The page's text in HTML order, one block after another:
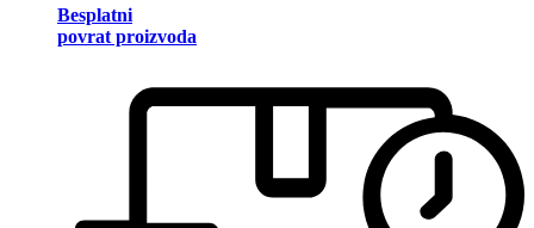
Besplatni
povrat proizvoda